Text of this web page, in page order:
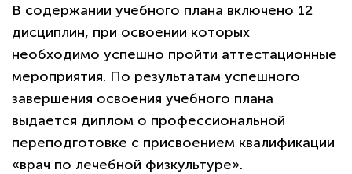
В содержании учебного плана включено 12
дисциплин, при освоении которых
необходимо успешно пройти аттестационные
мероприятия. По результатам успешного
завершения освоения учебного плана
выдается диплом о профессиональной
переподготовке с присвоением квалификации
«врач по лечебной физкультуре».